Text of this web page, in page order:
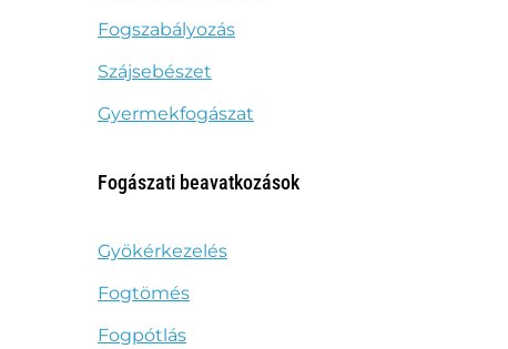
Fogszabályozás
Szájsebészet
Gyermekfogászat
Fogászati beavatkozások
Gyökérkezelés
Fogtömés
Fogpótlás